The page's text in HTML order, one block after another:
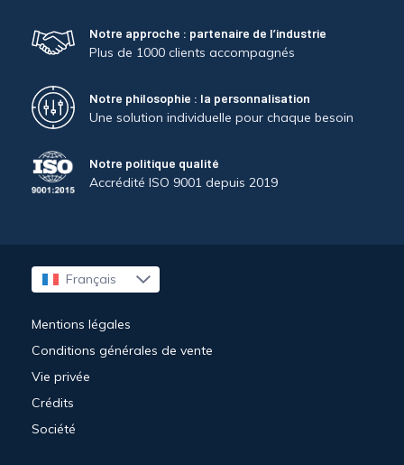
Notre approche : partenaire de l’industrie
Plus de 1000 clients accompagnés
Notre philosophie : la personnalisation
Une solution individuelle pour chaque besoin
Notre politique qualité
Accrédité ISO 9001 depuis 2019
Français
English
Mentions légales
Conditions générales de vente
Vie privée
Crédits
Société